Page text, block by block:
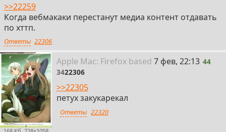
>>22259
Когда вебмакаки перестанут медиа контент отдавать
по хттп.
Ответы 22306
Apple Mac: Firefoxbased 44
7 фев, 22:13 44
3422306
>>22305
петух закукарекал
Ответы 22320